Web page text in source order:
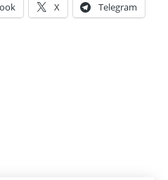
X Telegram